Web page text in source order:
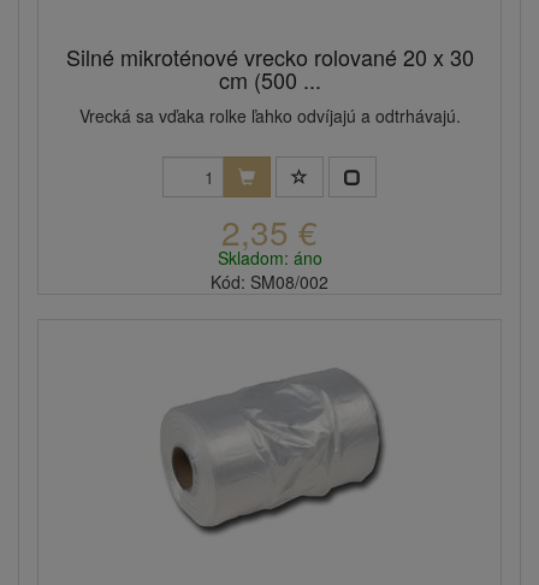
Silné mikroténové vrecko rolované 20 x 30
cm (500 ...
Vrecká sa vďaka rolke ľahko odvíjajú a odtrhávajú.
2,35 €
Skladom: áno
Kód: SM08/002